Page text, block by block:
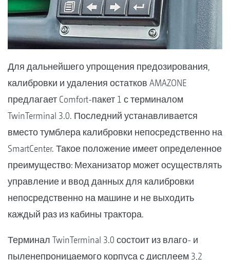
Для дальнейшего упрощения предозирования,
калибровки и удаления остатков AMAZONE
предлагает Comfort-пакет 1 с терминалом
TwinTerminal 3.0. Последний устанавливается
вместо тумблера калибровки непосредственно на
SmartCenter. Такое положение имеет определенное
преимущество: Механизатор может осуществлять
управление и ввод данных для калибровки
непосредственно на машине и не выходить
каждый раз из кабины трактора.
Терминал TwinTerminal 3.0 состоит из влаго- и
пыленепроницаемого корпуса с дисплеем 3,2